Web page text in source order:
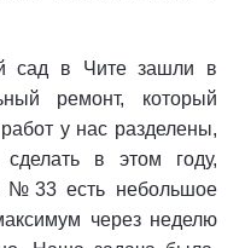
сад в Чите зашли в
ремонт, который
у нас разделены,
в этом году,
№33 есть небольшое
через неделю